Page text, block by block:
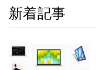
新着記事